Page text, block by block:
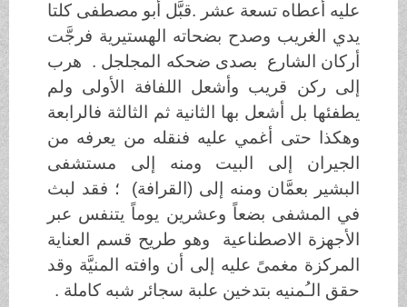
عليه أعطاه تسعة عشر .قبَّل أبو مصطفى كلتا
يدي الغريب وصدح بضحاته الهستيرية فرجَّت
أركان الشارع بصدى ضحكه المجلجل . هرب
إلى ركن قريب وأشعل اللفافة الأولى ولم
يطفئها بل أشعل بها الثانية ثم الثالثة فالرابعة
وهكذا حتى أغمي عليه فنقله من يعرفه من
الجيران إلى البيت ومنه إلى مستشفى
البشير بعمَّان ومنه إلى (القرافة) ؛ فقد لبث
في المشفى بضعاً وعشرين يوماً يتنفس عبر
الأجهزة الاصطناعية وهو طريح قسم العناية
المركزة مغمىً عليه إلى أن وافته المنيَّة وقد
حقق الـُمنيه بتدخين علبة سجائر شبه كاملة .